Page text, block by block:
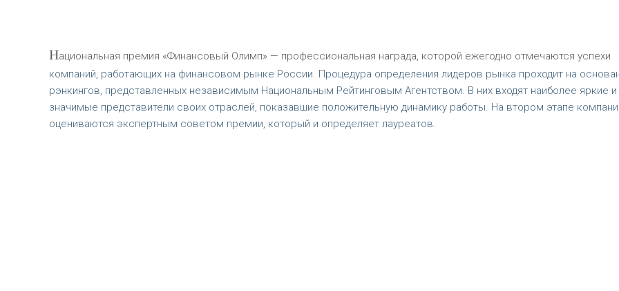
Национальная премия «Финансовый Олимп» — профессиональная награда, которой ежегодно отмечаются успехи
компаний, работающих на финансовом рынке России. Процедура определения лидеров рынка проходит на
рэнкингов, представленных независимым Национальным Рейтинговым Агентством. В них входят наиболее яркие и
значимые представители своих отраслей, показавшие положительную динамику работы. На втором этапе
оцениваются экспертным советом премии, который и определяет лауреатов.